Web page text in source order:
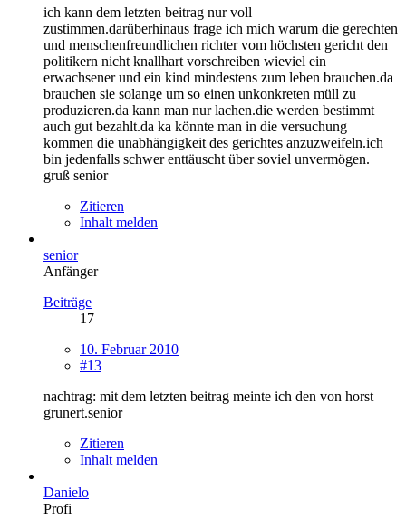
ich kann dem letzten beitrag nur voll
zustimmen.darüberhinaus frage ich mich warum die gerechten
und menschenfreundlichen richter vom höchsten gericht den
politikern nicht knallhart vorschreiben wieviel ein
erwachsener und ein kind mindestens zum leben brauchen.da
brauchen sie solange um so einen unkonkreten müll zu
produzieren.da kann man nur lachen.die werden bestimmt
auch gut bezahlt.da ka könnte man in die versuchung
kommen die unabhängigkeit des gerichtes anzuzweifeln.ich
bin jedenfalls schwer enttäuscht über soviel unvermögen.
gruß senior
Zitieren
Inhalt melden
senior
Anfänger
Beiträge
17
10. Februar 2010
#13
nachtrag: mit dem letzten beitrag meinte ich den von horst
grunert.senior
Zitieren
Inhalt melden
Danielo
Profi